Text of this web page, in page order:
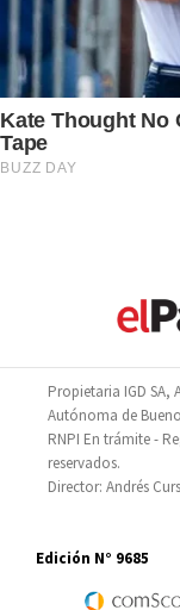
Propietaria IGD SA,
Autónoma de
RNPI En trámite -
reservados.
Director: Andrés
Edición N° 9685